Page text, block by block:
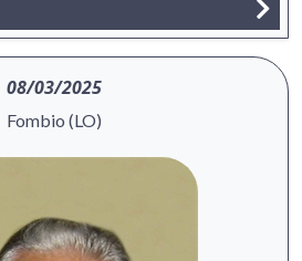
08/03/2025
Fombio (LO)